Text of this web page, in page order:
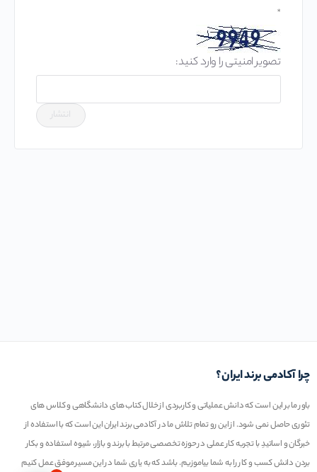
*
تصویر امنیتی را وارد کنید:
چرا آکادمی برند ایران؟
باور ما بر این است که دانش عملیاتی و کاربردی از خلال کتاب های دانشگاهی و کلاس های
تئوری حاصل نمی شود. از این رو تمام تلاش ما در آکادمی برند ایران این است که با استفاده از
خبرگان و اساتیدِ با تجربه کار عملی در حوزه تخصصی مرتبط با برند و بازار، شیوه استفاده و بکار
بردن دانش کسب و کار را به شما بیاموزیم. باشد که به یاری شما در این مسیر موفق عمل کنیم